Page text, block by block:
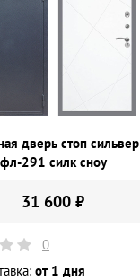
дверь стоп сильвер
фл-291 силк сноу
31 600 ₽
0
от 1 дня